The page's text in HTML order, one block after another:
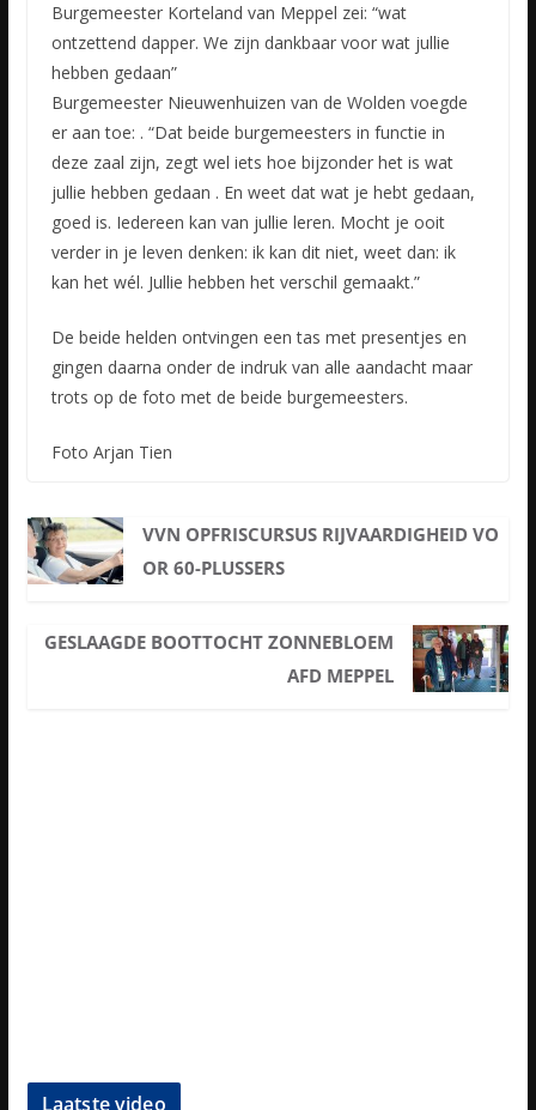
Burgemeester Korteland van Meppel zei: “wat
ontzettend dapper. We zijn dankbaar voor wat jullie
hebben gedaan”
Burgemeester Nieuwenhuizen van de Wolden voegde
er aan toe: . “Dat beide burgemeesters in functie in
deze zaal zijn, zegt wel iets hoe bijzonder het is wat
jullie hebben gedaan . En weet dat wat je hebt gedaan,
goed is. Iedereen kan van jullie leren. Mocht je ooit
verder in je leven denken: ik kan dit niet, weet dan: ik
kan het wél. Jullie hebben het verschil gemaakt.”
De beide helden ontvingen een tas met presentjes en
gingen daarna onder de indruk van alle aandacht maar
trots op de foto met de beide burgemeesters.
Foto Arjan Tien
VVN OPFRISCURSUS RIJVAARDIGHEID VO
OR 60-PLUSSERS
GESLAAGDE BOOTTOCHT ZONNEBLOEM
AFD MEPPEL
Laatste video